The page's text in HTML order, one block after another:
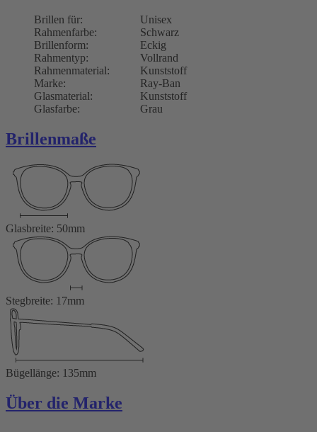
Brillen für:
Unisex
Rahmenfarbe:
Schwarz
Brillenform:
Eckig
Rahmentyp:
Vollrand
Rahmenmaterial:
Kunststoff
Marke:
Ray-Ban
Glasmaterial:
Kunststoff
Glasfarbe:
Grau
Brillenmaße
Glasbreite: 50mm
Stegbreite: 17mm
Bügellänge: 135mm
Über die Marke